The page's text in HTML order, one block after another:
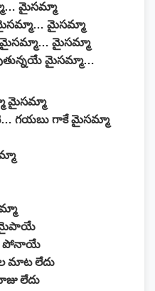
మైసమ్మా
మైసమ్మా… మైసమ్మా
మైసమ్మా… మైసమ్మా
మైసమ్మా…
మైసమ్మా
గయబు గాకే మైసమ్మా
పోనాయే
మాట లేదు
లేదు